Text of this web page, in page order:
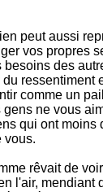
peut aussi
vos propres
besoins des
ressentiment
comme un
ne vous
qui ont moins
vous.
rêvait de
l'air, mendiant